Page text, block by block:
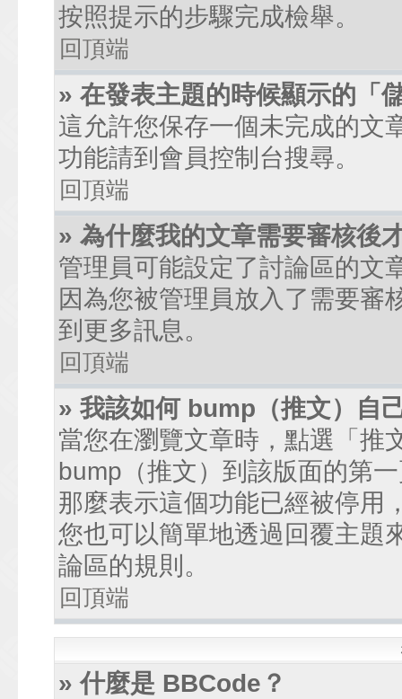
按照提示的步驟完成檢舉。
回頂端
» 在發表主題的時候顯示的「
這允許您保存一個未完成的文
功能請到會員控制台搜尋。
回頂端
» 為什麼我的文章需要審核後
管理員可能設定了討論區的文
因為您被管理員放入了需要審
到更多訊息。
回頂端
» 我該如何 bump（推文）自
當您在瀏覽文章時，點選「推
bump（推文）到該版面的第
那麼表示這個功能已經被停用
您也可以簡單地透過回覆主題
論區的規則。
回頂端
» 什麼是 BBCode？